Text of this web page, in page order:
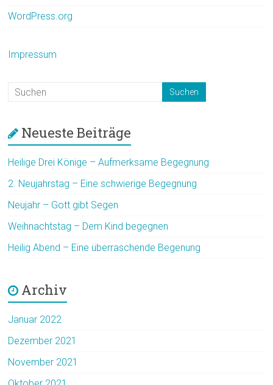
WordPress.org
Impressum
Neueste Beiträge
Heilige Drei Könige – Aufmerksame Begegnung
2. Neujahrstag – Eine schwierige Begegnung
Neujahr – Gott gibt Segen
Weihnachtstag – Dem Kind begegnen
Heilig Abend – Eine überraschende Begenung
Archiv
Januar 2022
Dezember 2021
November 2021